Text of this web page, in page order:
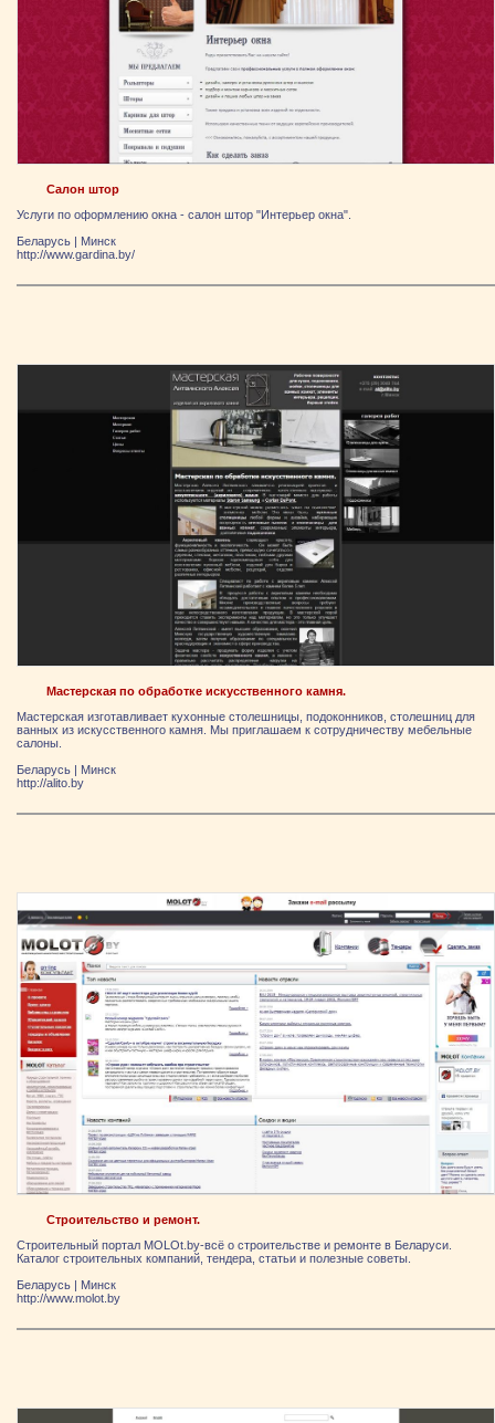
Салон штор
Услуги по оформлению окна - салон штор "Интерьер окна".
Беларусь | Минск
http://www.gardina.by/
Мастерская по обработке искусственного камня.
Мастерская изготавливает кухонные столешницы, подоконников, столешниц для
ванных из искусственного камня. Мы приглашаем к сотрудничеству мебельные
салоны.
Беларусь | Минск
http://alito.by
Строительство и ремонт.
Строительный портал MOLOt.by-всё о строительстве и ремонте в Беларуси.
Каталог строительных компаний, тендера, статьи и полезные советы.
Беларусь | Минск
http://www.molot.by